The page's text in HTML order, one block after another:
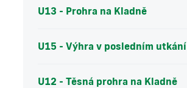
U13 - Prohra na Kladně
U15 - Výhra v posledním utkání
U12 - Těsná prohra na Kladně